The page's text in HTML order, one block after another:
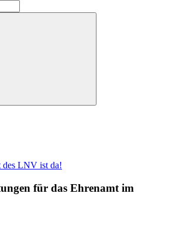
Suchen
des LNV ist da!
für das Ehrenamt im